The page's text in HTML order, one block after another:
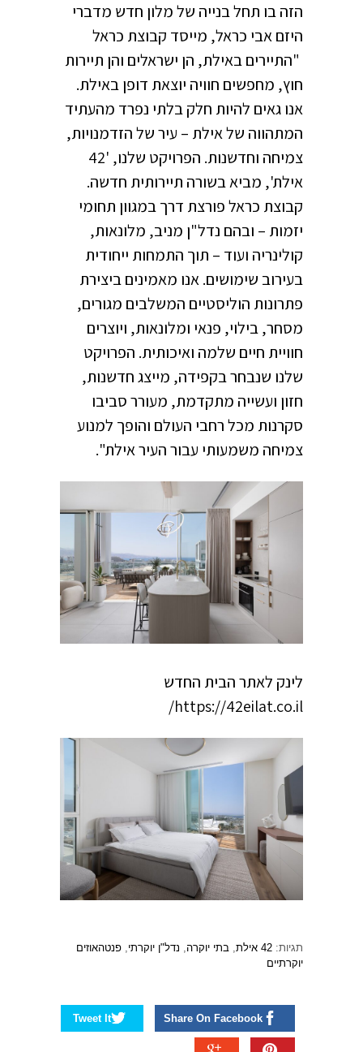
הזה בו תחל בנייה של מלון חדש מדברי
היזם אבי כראל, מייסד קבוצת כראל
"התיירים באילת, הן ישראלים והן תיירות
חוץ, מחפשים חוויה יוצאת דופן באילת.
אנו גאים להיות חלק בלתי נפרד מהעתיד
המתהווה של אילת – עיר של הזדמנויות,
צמיחה וחדשנות. הפרויקט שלנו, '42
אילת', מביא בשורה תיירותית חדשה.
קבוצת כראל פורצת דרך במגוון תחומי
יזמות – ובהם נדל"ן מניב, מלונאות,
קולינריה ועוד – תוך התמחות ייחודית
בעירוב שימושים. אנו מאמינים ביצירת
פתרונות הוליסטיים המשלבים מגורים,
מסחר, בילוי, פנאי ומלונאות, ויוצרים
חוויית חיים שלמה ואיכותית. הפרויקט
שלנו שנבחר בקפידה, מייצג חדשנות,
חזון ועשייה מתקדמת, מעורר סביבו
סקרנות מכל רחבי העולם והופך למנוע
צמיחה משמעותי עבור העיר אילת".
לינק לאתר הבית החדש
https://42eilat.co.il/
תגיות: 42 אילת בתי יוקרה נדל"ן יוקרתי פנטהאוזים
יוקרתיים
Share On Facebook
Tweet It